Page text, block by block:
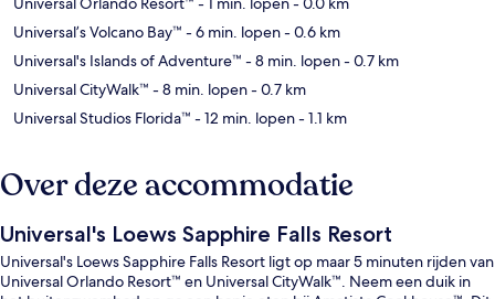
Universal’s Volcano Bay™ - 6 min. lopen- 0.6 km
Universal's Islands of Adventure™ - 8 min. lopen- 0.7 km
Universal CityWalk™ - 8 min. lopen- 0.7 km
Universal Studios Florida™ - 12 min. lopen- 1.1 km
Over deze accommodatie
Universal's Loews Sapphire Falls Resort
Universal's Loews Sapphire Falls Resort ligt op maar 5 minuten rijden van
Universal Orlando Resort™ en Universal CityWalk™. Neem een duik in